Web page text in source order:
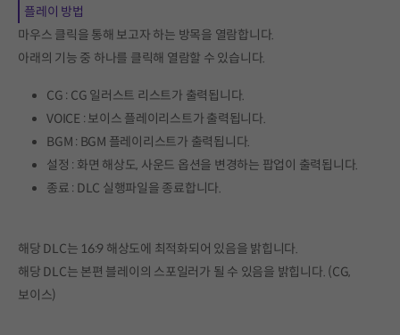
플레이 방법
마우스 클릭을 통해 보고자 하는 방목을 열람합니다.
아래의 기능 중 하나를 클릭해 열람할 수 있습니다.
CG : CG 일러스트 리스트가 출력됩니다.
VOICE : 보이스 플레이리스트가 출력됩니다.
BGM : BGM 플레이리스트가 출력됩니다.
설정 : 화면 해상도, 사운드 옵션을 변경하는 팝업이 출력됩니다.
종료 : DLC 실행파일을 종료합니다.
해당 DLC는 16:9 해상도에 최적화되어 있음을 밝힙니다.
해당 DLC는 본편 블레이의 스포일러가 될 수 있음을 밝힙니다. (CG,
보이스)